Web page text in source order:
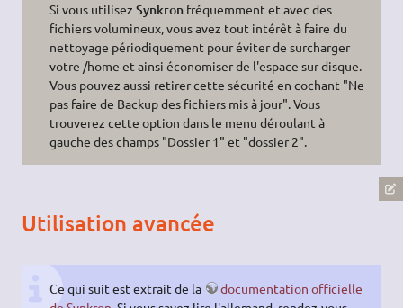
Si vous utilisez Synkronfréquemment et avec des
fichiers volumineux, vous avez tout intérêt à faire du
nettoyage périodiquement pour éviter de surcharger
votre /home et ainsi économiser de l'espace sur disque.
Vous pouvez aussi retirer cette sécurité en cochant "Ne
pas faire de Backup des fichiers mis à jour". Vous
trouverez cette option dans le menu déroulant à
gauche des champs "Dossier 1" et "dossier 2".
Utilisation avancée
Ce qui suit est extrait de la
documentation officielle